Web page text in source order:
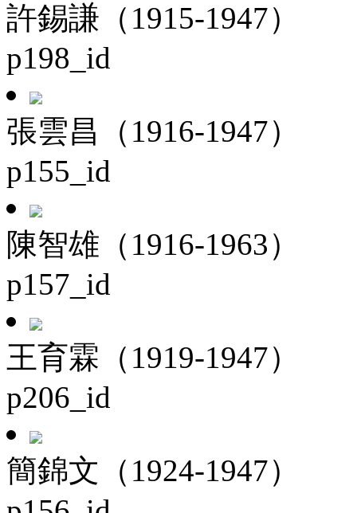
許錫謙（1915-1947）
p198_id
張雲昌（1916-1947）
p155_id
陳智雄（1916-1963）
p157_id
王育霖（1919-1947）
p206_id
簡錦文（1924-1947）